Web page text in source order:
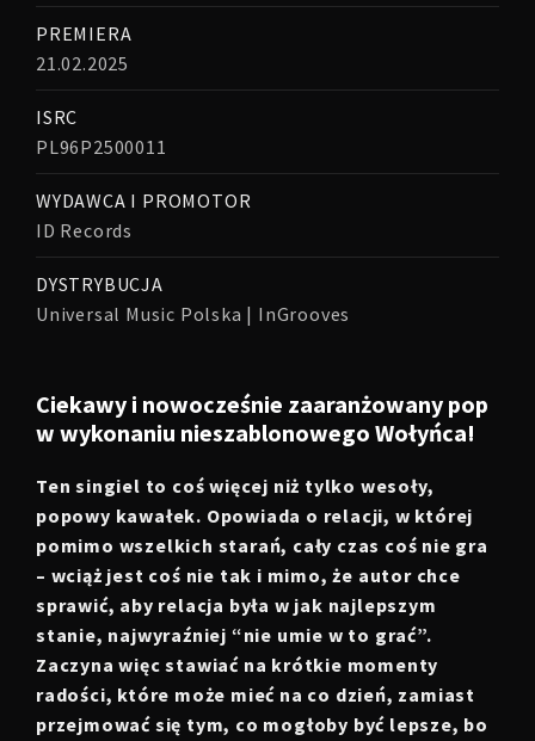
PREMIERA
21.02.2025
ISRC
PL96P2500011
WYDAWCA I PROMOTOR
ID Records
DYSTRYBUCJA
Universal Music Polska | InGrooves
Ciekawy i nowocześnie zaaranżowany pop
w wykonaniu nieszablonowego Wołyńca!
Ten singiel to coś więcej niż tylko wesoły,
popowy kawałek. Opowiada o relacji, w której
pomimo wszelkich starań, cały czas coś nie gra
– wciąż jest coś nie tak i mimo, że autor chce
sprawić, aby relacja była w jak najlepszym
stanie, najwyraźniej “nie umie w to grać”.
Zaczyna więc stawiać na krótkie momenty
radości, które może mieć na co dzień, zamiast
przejmować się tym, co mogłoby być lepsze, bo